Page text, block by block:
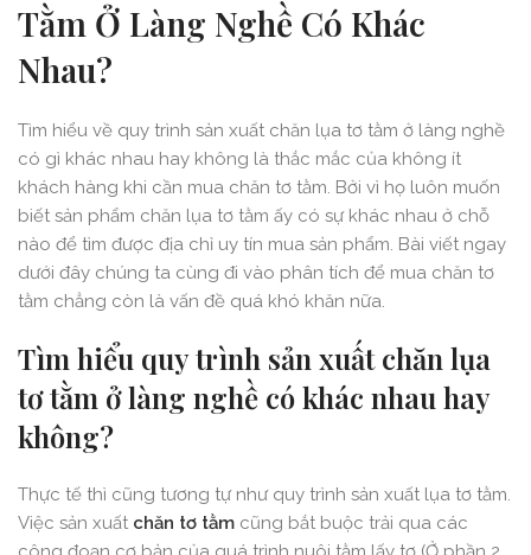
Tằm Ở Làng Nghề Có Khác
Nhau?
Tìm hiểu về quy trình sản xuất chăn lụa tơ tằm ở làng nghề
có gì khác nhau hay không là thắc mắc của không ít
khách hàng khi cần mua chăn tơ tằm. Bởi vì họ luôn muốn
biết sản phẩm chăn lụa tơ tằm ấy có sự khác nhau ở chỗ
nào để tìm được địa chỉ uy tín mua sản phẩm. Bài viết ngay
dưới đây chúng ta cùng đi vào phân tích để mua chăn tơ
tằm chẳng còn là vấn đề quá khó khăn nữa.
Tìm hiểu quy trình sản xuất chăn lụa
tơ tằm ở làng nghề có khác nhau hay
không?
Thực tế thì cũng tương tự như quy trình sản xuất lụa tơ tằm.
Việc sản xuất chăn tơ tằm cũng bắt buộc trải qua các